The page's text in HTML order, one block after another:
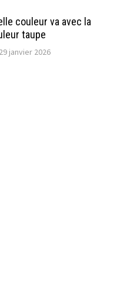
couleur va avec la
taupe
29 janvier 2026